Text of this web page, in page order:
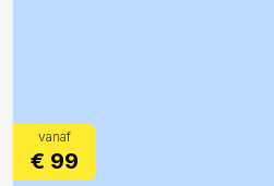
vanaf
€ 99